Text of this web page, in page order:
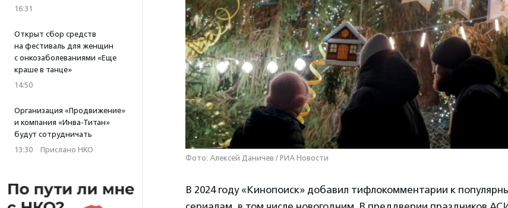
16:31
Открыт сбор средств
на фестиваль для женщин
с онкозаболеваниями «Еще
краше в танце»
14:50
Организация «Продвижение»
и компания «Инва-Титан»
будут сотрудничать
13:30 · Прислано НКО
Фото: Алексей Даничев / РИА Новости
В 2024 году «Кинопоиск» добавил тифлокомментарии к